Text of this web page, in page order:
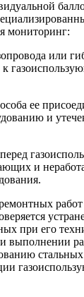
мониторинг:
или
ее
и
и
при его
выполнении